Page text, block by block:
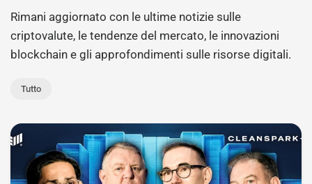
Rimani aggiornato con le ultime notizie sulle
criptovalute, le tendenze del mercato, le innovazioni
blockchain e gli approfondimenti sulle risorse digitali.
Tutto